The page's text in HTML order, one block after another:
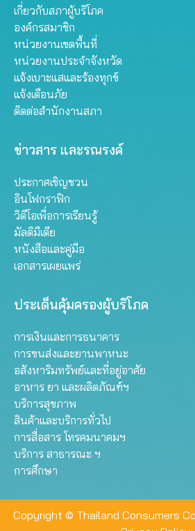
เกี่ยวกับสภาผู้บริโภค
องค์กรสมาชิก
หน่วยงานเขตพื้นที่
หน่วยงานประจำจังหวัด
แจ้งเบาะแสและร้องทุกข์
แจ้งเตือนภัย
ติดต่อสำนักงานสภา
ข่าวสาร และรณรงค์
ประกาศเชิญชวน
อินโฟกราฟิก
วิดีโอเพื่อการเรียนรู้
มัลติมีเดีย
หนังสือและคู่มือ
เอกสารเผยแพร่
ประเด็นคุ้มครองผู้บริโภค
การเงินและการธนาคาร
การขนส่งและยานพาหนะ
อสังหาริมทรัพย์และที่อยู่อาศัย
อาหาร ยา และผลิตภัณฑ์ฯ
บริการสุขภาพ
สินค้าและบริการทั่วไป
การสื่อสาร โทรคมนาคมฯ
บริการ สาธารณะ ฯ
การศึกษา
Copyright © Thailand Consumers